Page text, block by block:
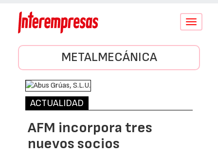
Conmutar
METALMECÁNICA
ACTUALIDAD
AFM incorpora tres
nuevos socios